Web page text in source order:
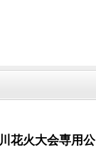
花火大会専用公